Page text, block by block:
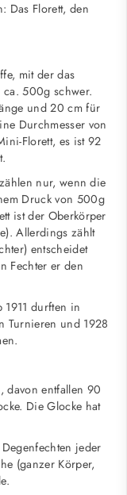
Das Florett, den
mit der das
ca. 500g schwer.
und 20 cm für
Durchmesser von
Florett, es ist 92
nur, wenn die
Druck von 500g
ist der Oberkörper
Allerdings zählt
entscheidet
Fechter er den
durften in
Turnieren und 1928
davon entfallen 90
Die Glocke hat
jeder
(ganzer Körper,